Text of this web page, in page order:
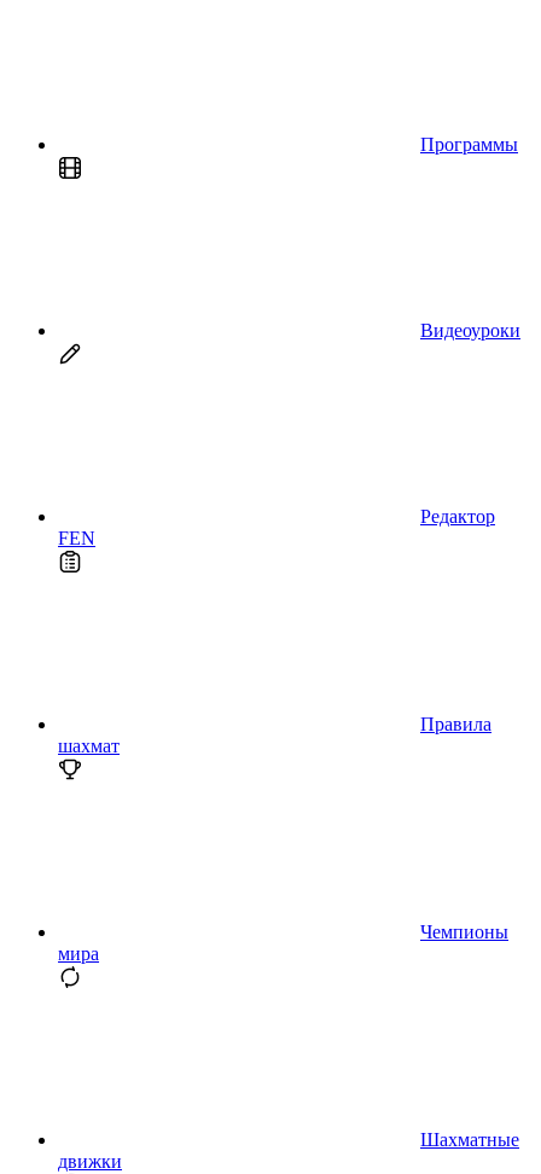
Программы
Видеоуроки
Редактор
FEN
Правила
шахмат
Чемпионы
мира
Шахматные
движки